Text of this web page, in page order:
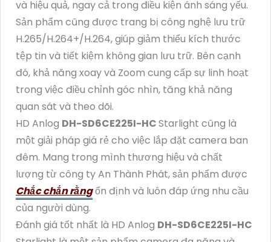
và hiệu quả, ngay cả trong điều kiện ánh sáng yếu.
Sản phẩm cũng được trang bị công nghệ lưu trữ
H.265/H.264+/H.264, giúp giảm thiểu kích thước
tệp tin và tiết kiệm không gian lưu trữ. Bên cạnh
đó, khả năng xoay và Zoom cung cấp sự linh hoạt
trong việc điều chỉnh góc nhìn, tăng khả năng
quan sát và theo dõi.
HD Anlog DH-SD6CE225I-HCStarlight cũng là
một giải pháp giá rẻ cho việc lắp đặt camera ban
đêm. Mang trong mình thương hiệu và chất
lượng từ công ty An Thành Phát, sản phẩm được
Chắc chắn rằngổn định và luôn đáp ứng nhu cầu
của người dùng.
Đánh giá tốt nhất là HD Anlog DH-SD6CE225I-HC